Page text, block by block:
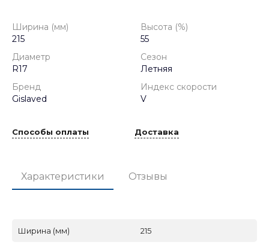
Ширина (мм)
215
Высота (%)
55
Диаметр
R17
Сезон
Летняя
Бренд
Gislaved
Индекс скорости
V
Способы оплаты Доставка
Характеристики Отзывы
Ширина (мм) 215